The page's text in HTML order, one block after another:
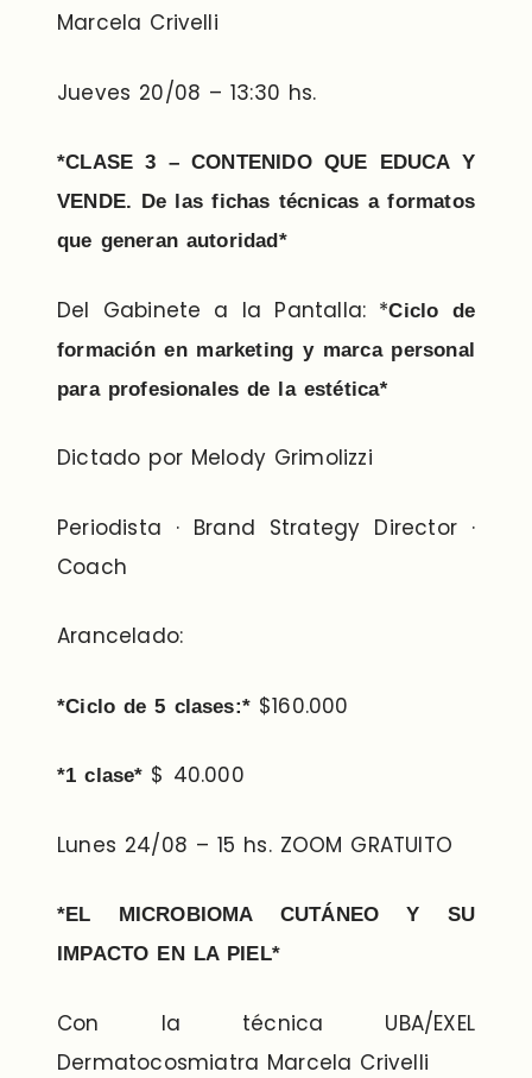
Marcela Crivelli
Jueves 20/08 – 13:30 hs.
*CLASE 3 – CONTENIDO QUE EDUCA Y
VENDE. De las fichas técnicas a formatos
que generan autoridad*
Del Gabinete a la Pantalla: *Ciclo de
formación en marketing y marca personal
para profesionales de la estética*
Dictado por Melody Grimolizzi
Periodista · Brand Strategy Director ·
Coach
Arancelado:
*Ciclo de 5 clases:* $160.000
*1 clase* $ 40.000
Lunes 24/08 – 15 hs. ZOOM GRATUITO
*EL MICROBIOMA CUTÁNEO Y SU
IMPACTO EN LA PIEL*
Con la técnica UBA/EXEL
Dermatocosmiatra Marcela Crivelli